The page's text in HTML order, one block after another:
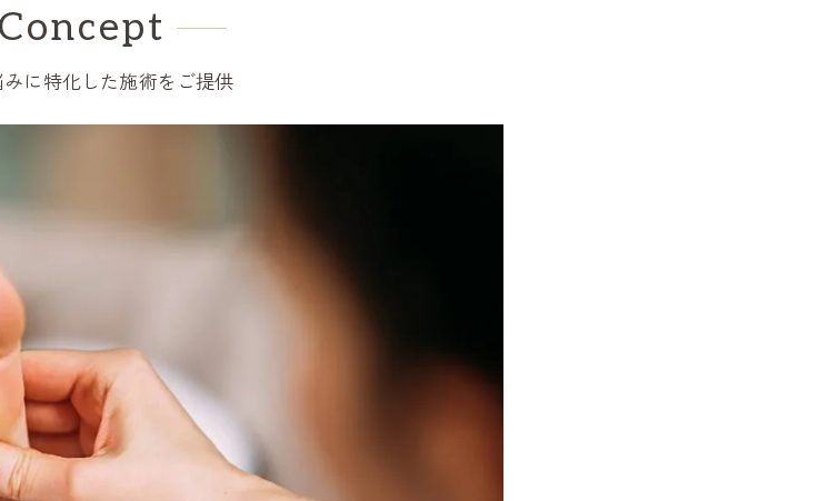
に特化した施術をご提供
Concept